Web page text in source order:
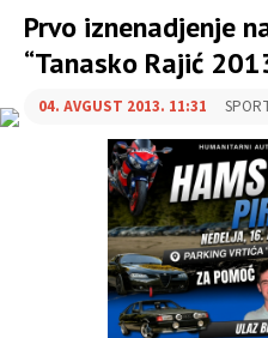
Prvo iznenadjenje
“Tanasko Rajić
04. AVGUST 2013. 11:31